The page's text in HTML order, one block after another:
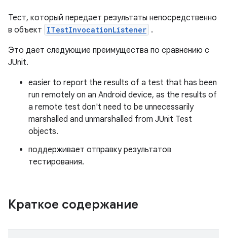
Тест, который передает результаты непосредственно
в объект ITestInvocationListener .
Это дает следующие преимущества по сравнению с
JUnit.
easier to report the results of a test that has been
run remotely on an Android device, as the results of
a remote test don't need to be unnecessarily
marshalled and unmarshalled from JUnit Test
objects.
поддерживает отправку результатов
тестирования.
Краткое содержание